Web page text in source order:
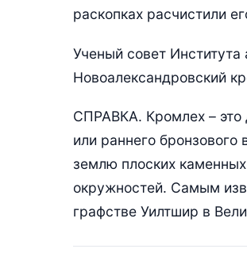
раскопках расчистили
Ученый совет
Новоалександровский
СПРАВКА. Кромлех – это
или раннего бронзового
землю плоских
окружностей. Самым
графстве Уилтшир в